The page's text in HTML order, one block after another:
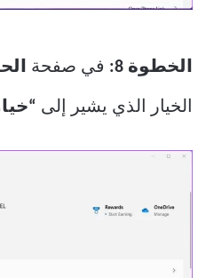
الخطوة 8: في صفحة
الخيار الذي يشير إلى